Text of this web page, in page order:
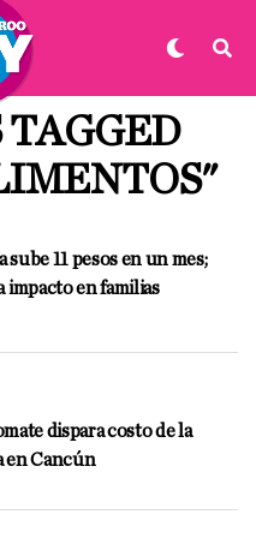
TAGGED
sube 11 pesos en un mes;
impacto en familias
dispara costo de la
en Cancún